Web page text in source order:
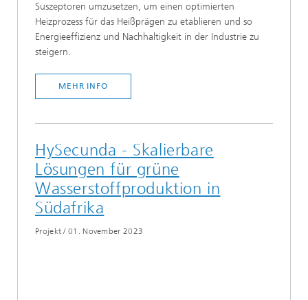
Suszeptoren umzusetzen, um einen optimierten
Heizprozess für das Heißprägen zu etablieren und so
Energieeffizienz und Nachhaltigkeit in der Industrie zu
steigern.
MEHR INFO
HySecunda - Skalierbare
Lösungen für grüne
Wasserstoffproduktion in
Südafrika
Projekt /01. November 2023